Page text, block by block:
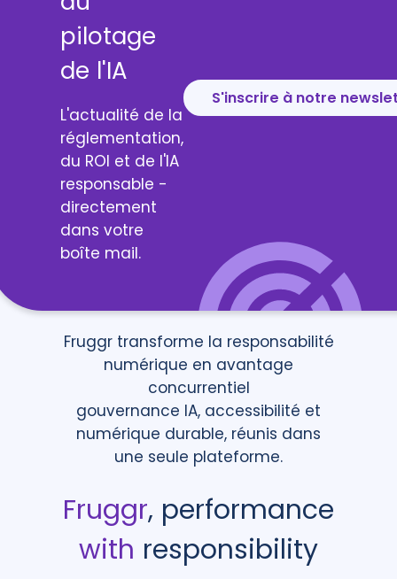
pilotage
de l'IA
L'actualité de la
réglementation,
du ROI et de l'IA
responsable -
directement
dans votre
boîte mail.
S'inscrire à notre
Fruggr transforme la responsabilité
numérique en avantage
concurrentiel
gouvernance IA, accessibilité et
numérique durable, réunis dans
une seule plateforme.
Fruggr, performance
with responsibility